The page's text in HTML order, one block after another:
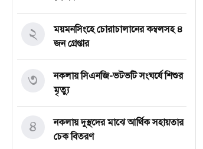
ময়মনসিংহে চোরাচালানের কম্বলসহ ৪
জন গ্রেপ্তার
২
নকলায় সিএনজি-ভটভটি সংঘর্ষে শিশুর
মৃত্যু
৩
নকলায় দুস্থদের মাঝে আর্থিক সহায়তার
চেক বিতরণ
৪